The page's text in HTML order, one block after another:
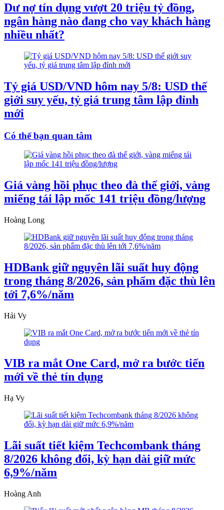
Dư nợ tín dụng vượt 20 triệu tỷ đồng,
ngân hàng nào đang cho vay khách hàng
nhiều nhất?
Tỷ giá USD/VND hôm nay 5/8: USD thế
giới suy yếu, tỷ giá trung tâm lập đỉnh
mới
Có thể bạn quan tâm
Giá vàng hồi phục theo đà thế giới, vàng
miếng tái lập mốc 141 triệu đồng/lượng
Hoàng Long
HDBank giữ nguyên lãi suất huy động
trong tháng 8/2026, sản phẩm đặc thù lên
tới 7,6%/năm
Hải Vy
VIB ra mắt One Card, mở ra bước tiến
mới về thẻ tín dụng
Hạ Vy
Lãi suất tiết kiệm Techcombank tháng
8/2026 không đổi, kỳ hạn dài giữ mức
6,9%/năm
Hoàng Anh